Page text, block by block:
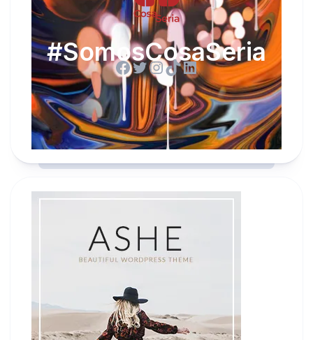
#SomosCosaSeria
Facebook
Twitter
Instagram
TikTok
LinkedIn